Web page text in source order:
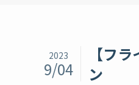
【フ
ン
2023
9/04